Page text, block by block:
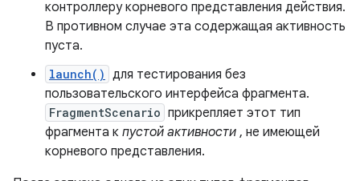
контроллеру корневого представления действия.
В противном случае эта содержащая активность
пуста.
launch() для тестирования без
пользовательского интерфейса фрагмента.
FragmentScenario прикрепляет этот тип
фрагмента к пустой активности , не имеющей
корневого представления.